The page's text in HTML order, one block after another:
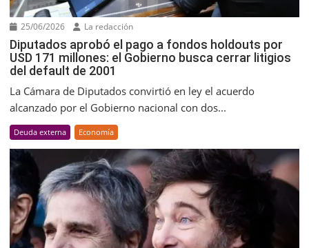
25/06/2026 La redacción
Diputados aprobó el pago a fondos holdouts por
USD 171 millones: el Gobierno busca cerrar litigios
del default de 2001
La Cámara de Diputados convirtió en ley el acuerdo
alcanzado por el Gobierno nacional con dos...
Deuda externa Economía